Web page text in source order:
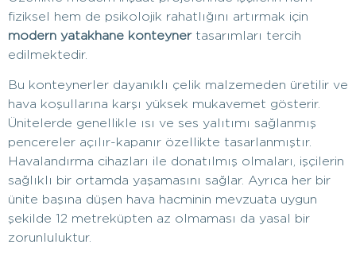
fiziksel hem de psikolojik rahatlığını artırmak için
modern yatakhane konteynertasarımları tercih
edilmektedir.
Bu konteynerler dayanıklı çelik malzemeden üretilir ve
hava koşullarına karşı yüksek mukavemet gösterir.
Ünitelerde genellikle ısı ve ses yalıtımı sağlanmış
pencereler açılır-kapanır özellikte tasarlanmıştır.
Havalandırma cihazları ile donatılmış olmaları, işçilerin
sağlıklı bir ortamda yaşamasını sağlar. Ayrıca her bir
ünite başına düşen hava hacminin mevzuata uygun
şekilde 12 metreküpten az olmaması da yasal bir
zorunluluktur.